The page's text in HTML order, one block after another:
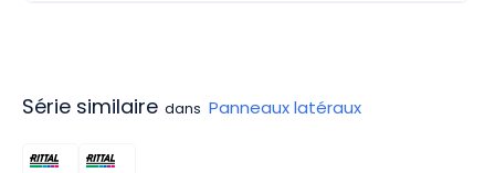
Série similaire dans Panneaux latéraux